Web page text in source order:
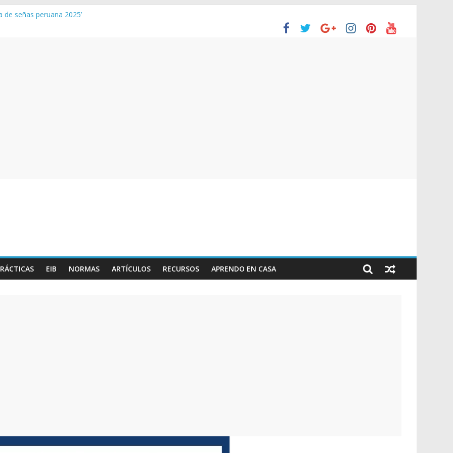
de señas peruana 2025’
EIB NORMAS ARTÍCULOS RECURSOS APRENDO EN CASA